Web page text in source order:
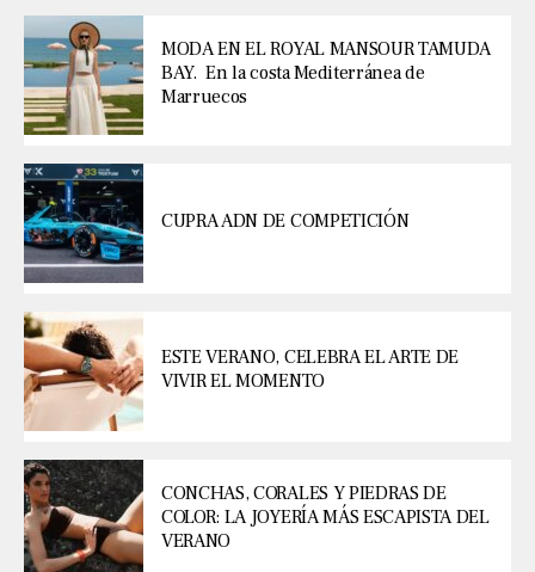
MODA EN EL ROYAL MANSOUR TAMUDA
BAY. En la costa Mediterránea de
Marruecos
CUPRA ADN DE COMPETICIÓN
ESTE VERANO, CELEBRA EL ARTE DE
VIVIR EL MOMENTO
CONCHAS, CORALES Y PIEDRAS DE
COLOR: LA JOYERÍA MÁS ESCAPISTA DEL
VERANO